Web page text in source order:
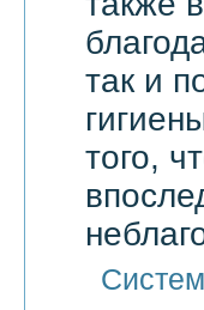
так и
того,